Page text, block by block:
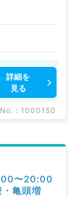
詳細を
見る
: 1000150
〜20:00
亀頭増